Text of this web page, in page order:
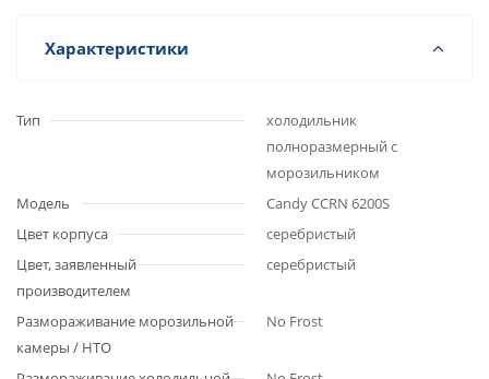
Характеристики
Тип
холодильник
полноразмерный с
морозильником
Модель
Candy CCRN 6200S
Цвет корпуса
серебристый
Цвет, заявленный
производителем
серебристый
Размораживание морозильной
камеры / НТО
No Frost